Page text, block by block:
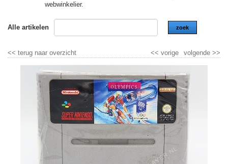
webwinkelier.
Alle artikelen zoek
<< terug naar overzicht volgende >>
<< vorige